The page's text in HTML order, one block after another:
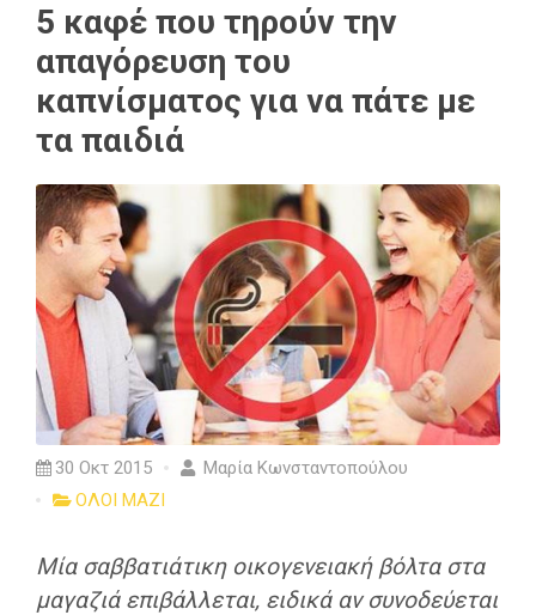
5 καφέ που τηρούν την
απαγόρευση του
καπνίσματος για να πάτε με
τα παιδιά
30 Οκτ 2015
Μαρία Κωνσταντοπούλου
ΟΛΟΙ ΜΑΖΙ
Μία σαββατιάτικη οικογενειακή βόλτα στα
μαγαζιά επιβάλλεται, ειδικά αν συνοδεύεται